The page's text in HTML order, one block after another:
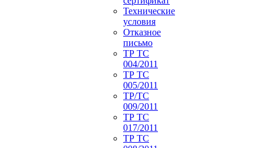
Технические
условия
Отказное
письмо
ТР ТС
004/2011
ТР ТС
005/2011
ТР/ТС
009/2011
ТР ТС
017/2011
ТР ТС